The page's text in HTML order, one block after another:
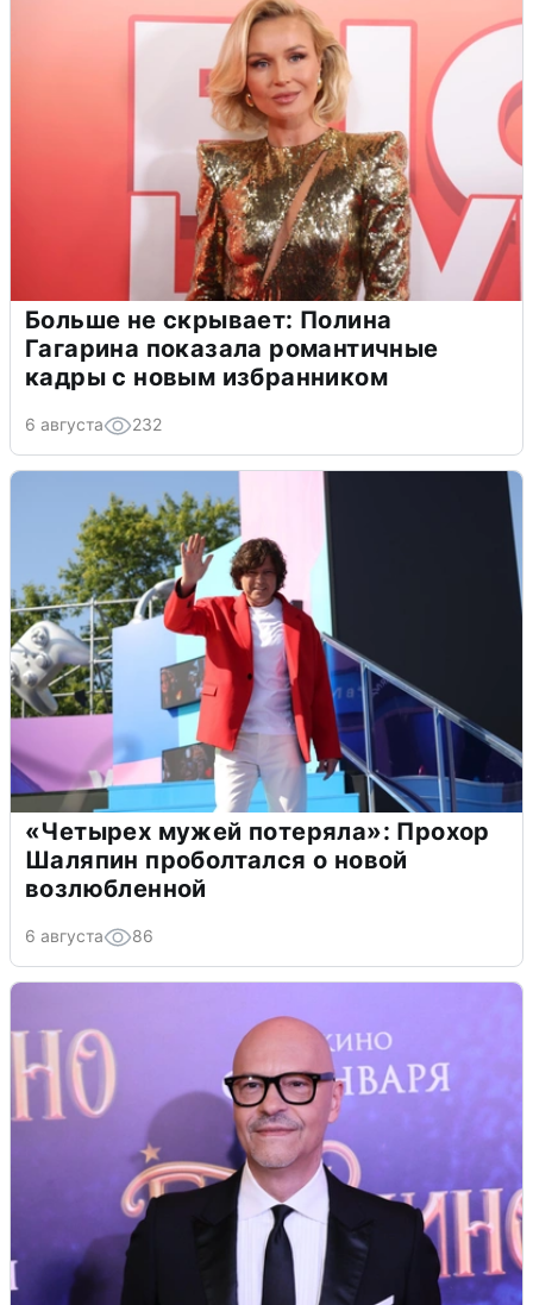
Больше не скрывает: Полина
Гагарина показала романтичные
кадры с новым избранником
6 августа 232
«Четырех мужей потеряла»: Прохор
Шаляпин проболтался о новой
возлюбленной
6 августа 86